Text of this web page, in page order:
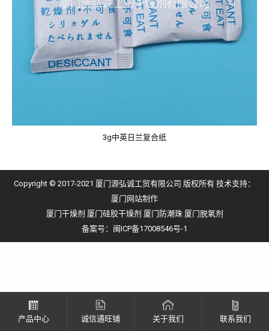
3g中英日兰复合纸
Copyright © 2017-2021 厦门源弘诚工贸有限公司 版权所有 技术支持：
厦门网站制作
厦门干燥剂 厦门硅胶干燥剂 厦门防潮珠 厦门脱氧剂
备案号： 闽ICP备17008546号-1
产品中心 诚信通旺铺 关于我们 联系我们